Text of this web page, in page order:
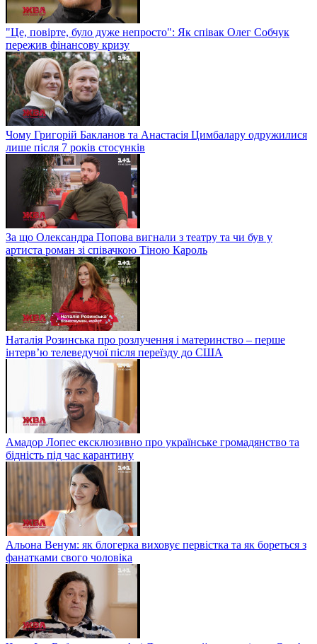
"Це, повірте, було дуже непросто": Як співак Олег Собчук
пережив фінансову кризу
Чому Григорій Бакланов та Анастасія Цимбалару одружилися
лише після 7 років стосунків
За що Олександра Попова вигнали з театру та чи був у
артиста роман зі співачкою Тіною Кароль
Наталія Розинська про розлучення і материнство – перше
інтерв’ю телеведучої після переїзду до США
Амадор Лопес ексклюзивно про українське громадянство та
бідність під час карантину
Альона Венум: як блогерка виховує первістка та як бореться з
фанатками свого чоловіка